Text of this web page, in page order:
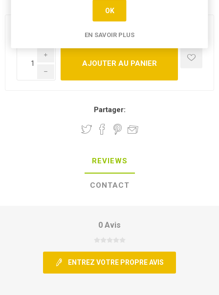
14,50€
i
h
Partager:
REVIEWS
CONTACT
0 Avis
ENTREZ VOTRE PROPRE AVIS
OK
EN SAVOIR PLUS